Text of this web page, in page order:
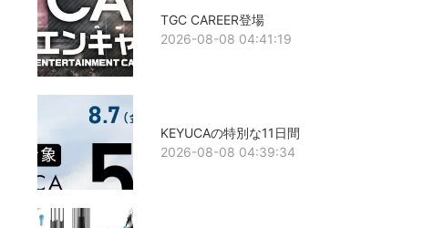
TGC CAREER登場
2026-08-08 04:41:19
KEYUCAの特別な11日間
2026-08-08 04:39:34